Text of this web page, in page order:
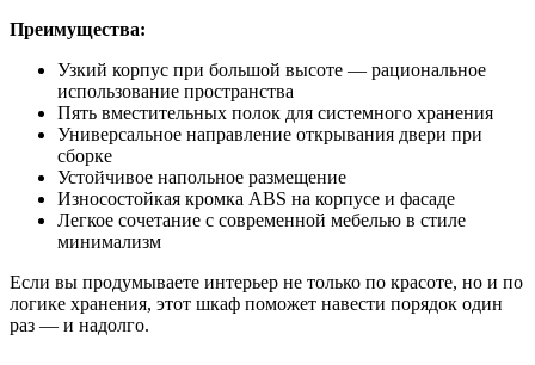
Преимущества:
Узкий корпус при большой высоте — рациональное
использование пространства
Пять вместительных полок для системного хранения
Универсальное направление открывания двери при
сборке
Устойчивое напольное размещение
Износостойкая кромка ABS на корпусе и фасаде
Легкое сочетание с современной мебелью в стиле
минимализм
Если вы продумываете интерьер не только по красоте, но и по
логике хранения, этот шкаф поможет навести порядок один
раз — и надолго.